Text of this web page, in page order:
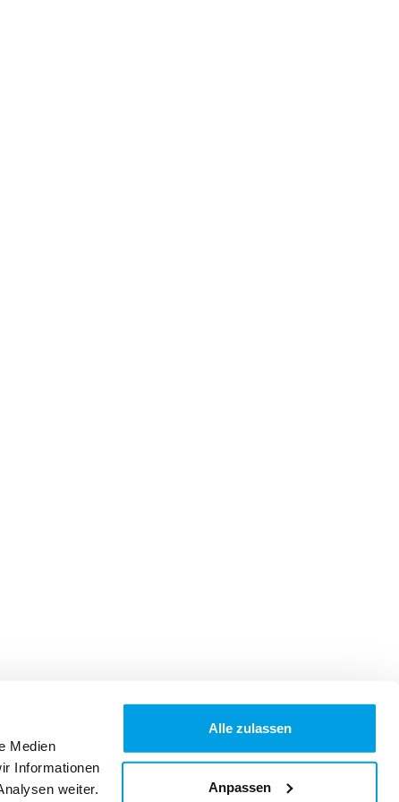
Medien
Informationen
weiter.
Alle zulassen
Anpassen